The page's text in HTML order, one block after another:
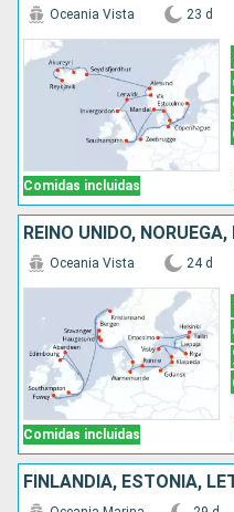
Comidas incluidas
Oceania Vista 23 d
Comidas incluidas
Oceania Vista 24 d